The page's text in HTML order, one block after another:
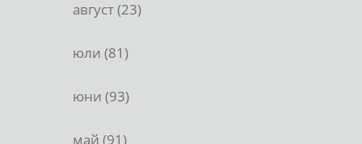
август (23)
юли (81)
юни (93)
май (91)